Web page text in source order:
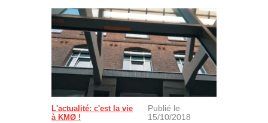
L'actualité: c'est la vie
à KMØ !
Publié le
15/10/2018